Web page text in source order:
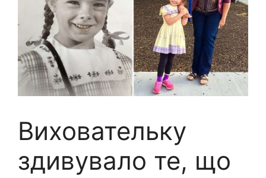
Виховательку
здивувало те, що